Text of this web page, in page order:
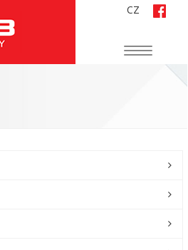
Navigace
CZ